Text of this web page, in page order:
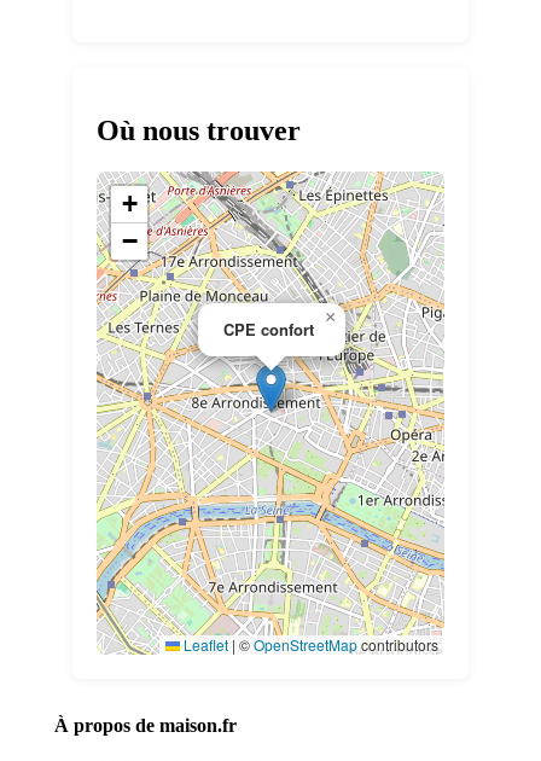
Où nous trouver
CPE confort
×
+
−
Leaflet | ©OpenStreetMapcontributors
À propos de maison.fr